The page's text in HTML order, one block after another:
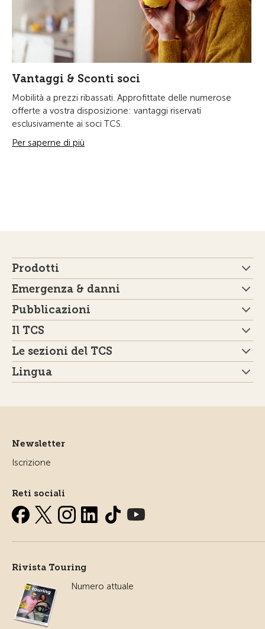
Vantaggi & Sconti soci
Mobilità a prezzi ribassati. Approfittate delle numerose
offerte a vostra disposizione: vantaggi riservati
esclusivamente ai soci TCS.
Per saperne di più
Prodotti
Emergenza & danni
Pubblicazioni
Il TCS
Le sezioni del TCS
Lingua
Newsletter
Iscrizione
Reti sociali
Rivista Touring
Numero attuale